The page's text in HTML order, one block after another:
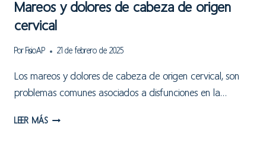
Mareos y dolores de cabeza de origen
cervical
Por FisioAP 21 de febrero de 2025
Los mareos y dolores de cabeza de origen cervical, son
problemas comunes asociados a disfunciones en la…
LEER MÁSMAREOS